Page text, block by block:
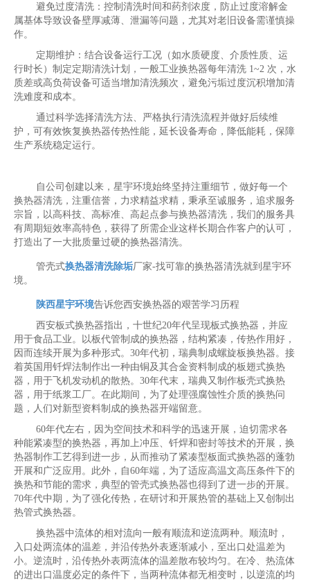
避免过度清洗：控制清洗时间和药剂浓度，防止过度溶解金
属基体导致设备壁厚减薄、泄漏等问题，尤其对老旧设备需谨慎操
作。
定期维护：结合设备运行工况（如水质硬度、介质性质、运
行时长）制定定期清洗计划，一般工业换热器每年清洗 1~2 次，水
质差或高负荷设备可适当增加清洗频次，避免污垢过度沉积增加清
洗难度和成本。
通过科学选择清洗方法、严格执行清洗流程并做好后续维
护，可有效恢复换热器传热性能，延长设备寿命，降低能耗，保障
生产系统稳定运行。
自公司创建以来，星宇环境始终坚持注重细节，做好每一个
换热器清洗，注重信誉，力求精益求精，秉承至诚服务，追求服务
宗旨，以高科技、高标准、高起点参与换热器清洗，我们的服务具
有周期短效率高特色，获得了所需企业这样长期合作客户的认可，
打造出了一大批质量过硬的换热器清洗。
管壳式换热器清洗除垢厂家-找可靠的换热器清洗就到星宇环
境。
陕西星宇环境告诉您西安换热器的艰苦学习历程
西安板式换热器指出，十世纪20年代呈现板式换热器，并应
用于食品工业。以板代管制成的换热器，结构紧凑，传热作用好，
因而连续开展为多种形式。30年代初，瑞典制成螺旋板换热器。接
着英国用钎焊法制作出一种由铜及其合金资料制成的板翅式换热
器，用于飞机发动机的散热。30年代末，瑞典又制作板壳式换热
器，用于纸浆工厂。在此期间，为了处理强腐蚀性介质的换热问
题，人们对新型资料制成的换热器开端留意。
60年代左右，因为空间技术和科学的迅速开展，迫切需求各
种能紧凑型的换热器，再加上冲压、钎焊和密封等技术的开展，换
热器制作工艺得到进一步，从而推动了紧凑型板面式换热器的蓬勃
开展和广泛应用。此外，自60年端，为了适应高温文高压条件下的
换热和节能的需求，典型的管壳式换热器也得到了进一步的开展。
70年代中期，为了强化传热，在研讨和开展热管的基础上又创制出
热管式换热器。
换热器中流体的相对流向一般有顺流和逆流两种。顺流时，
入口处两流体的温差，并沿传热外表逐渐减小，至出口处温差为
小。逆流时，沿传热外表两流体的温差散布较均匀。在冷、热流体
的进出口温度必定的条件下，当两种流体都无相变时，以逆流的均